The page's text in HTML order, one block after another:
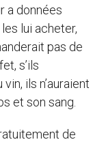
a données
lui acheter,
pas de
s’ils
ils n’auraient
et son sang.
de